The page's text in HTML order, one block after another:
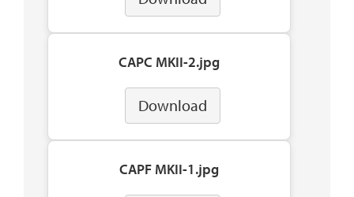
CAPC MKII-2.jpg
Download
CAPF MKII-1.jpg